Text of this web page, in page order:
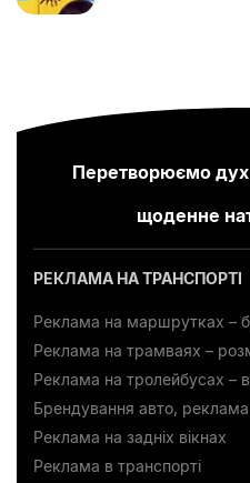
Перетворюємо дух
щоденне
РЕКЛАМА НА ТРАНСПОРТІ
Реклама на маршрутках –
Реклама на трамваях –
Реклама на тролейбусах –
Брендування авто,
Реклама на задніх вікнах
Реклама в транспорті